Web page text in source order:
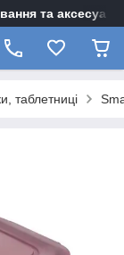
та
таблетниці